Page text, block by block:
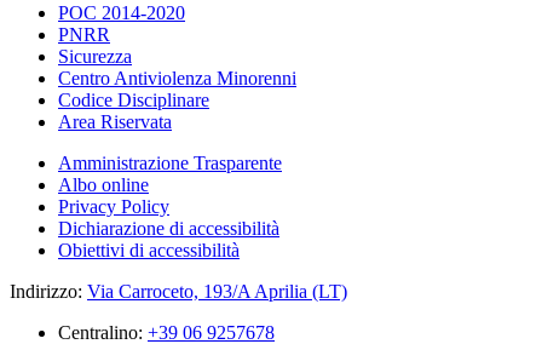
POC 2014-2020
PNRR
Sicurezza
Centro Antiviolenza Minorenni
Codice Disciplinare
Area Riservata
Amministrazione Trasparente
Albo online
Privacy Policy
Dichiarazione di accessibilità
Obiettivi di accessibilità
Indirizzo: Via Carroceto, 193/A Aprilia (LT)
Centralino: +39 06 9257678